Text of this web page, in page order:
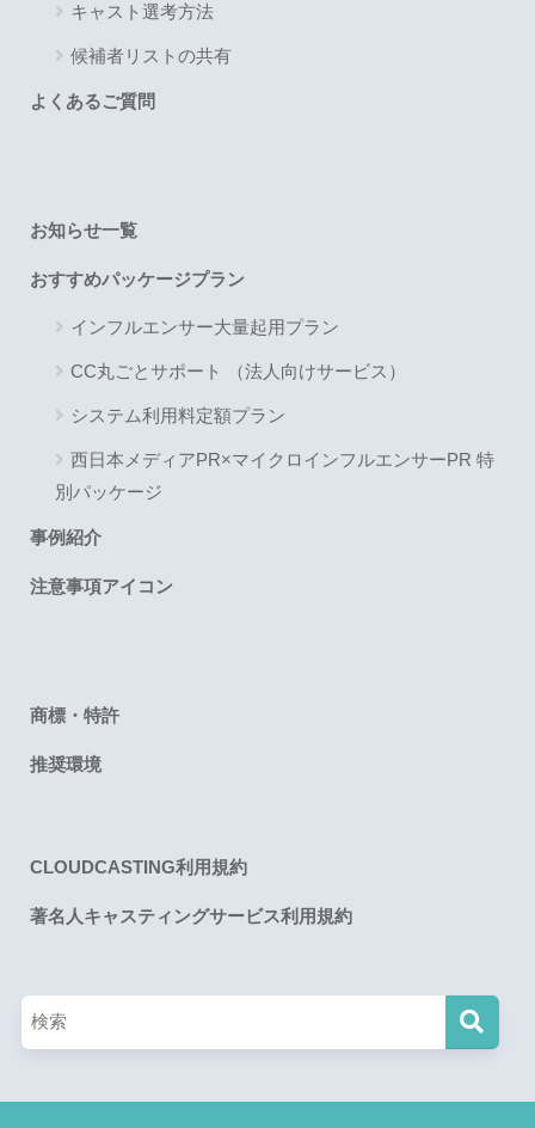
キャスト選考方法
候補者リストの共有
よくあるご質問
お知らせ一覧
おすすめパッケージプラン
インフルエンサー大量起用プラン
CC丸ごとサポート （法人向けサービス）
システム利用料定額プラン
西日本メディアPR×マイクロインフルエンサーPR 特
別パッケージ
事例紹介
注意事項アイコン
商標・特許
推奨環境
CLOUDCASTING利用規約
著名人キャスティングサービス利用規約